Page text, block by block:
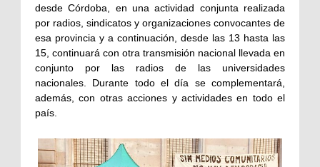
desde Córdoba, en una actividad conjunta realizada
por radios, sindicatos y organizaciones convocantes de
esa provincia y a continuación, desde las 13 hasta las
15, continuará con otra transmisión nacional llevada en
conjunto por las radios de las universidades
nacionales. Durante todo el día se complementará,
además, con otras acciones y actividades en todo el
país.